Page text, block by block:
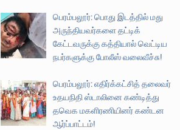
பெரம்பலூர்: பொது இடத்தில் மது
அருந்தியவர்களை தட்டிக்
கேட்டவருக்கு கத்தியால் வெட்டிய
நபர்களுக்கு போலீஸ் வலைவீச்சு!
பெரம்பலூர்: எதிர்க்கட்சித் தலைவர்
உதயநிதி ஸ்டாலினை கண்டித்து
தவெக மகளிரணியினர் கண்டன
ஆர்ப்பாட்டம்!